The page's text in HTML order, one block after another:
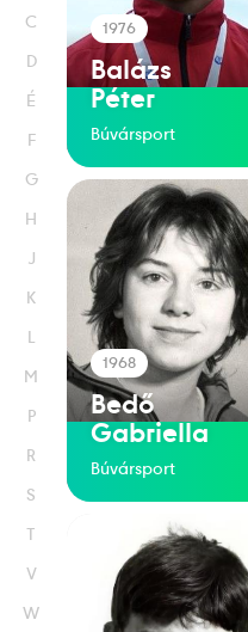
C
D
É
F
G
H
J
K
L
M
P
R
S
T
V
W
1976
Balázs
Péter
Búvársport
1968
Bedő
Gabriella
Búvársport